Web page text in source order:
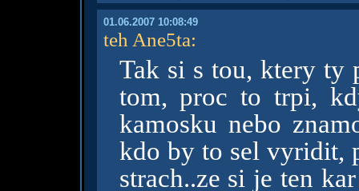
01.06.2007 10:08:49
teh Ane5ta:
Tak si s tou, ktery ty
tom, proc to trpi,
kamosku nebo
kdo by to sel vyridit,
strach..ze si je ten